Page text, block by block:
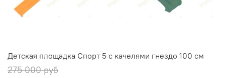
Детская площадка Спорт 5 с качелями гнездо 100 см
275 000 руб